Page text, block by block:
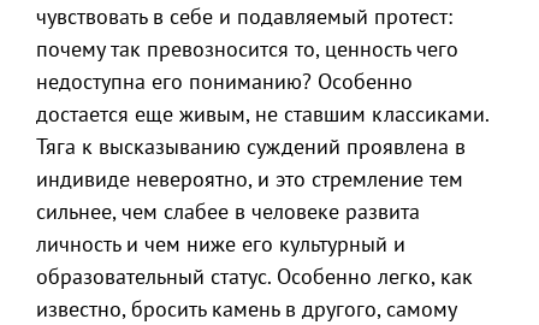
чувствовать в себе и подавляемый протест:
почему так превозносится то, ценность чего
недоступна его пониманию? Особенно
достается еще живым, не ставшим классиками.
Тяга к высказыванию суждений проявлена в
индивиде невероятно, и это стремление тем
сильнее, чем слабее в человеке развита
личность и чем ниже его культурный и
образовательный статус. Особенно легко, как
известно, бросить камень в другого, самому